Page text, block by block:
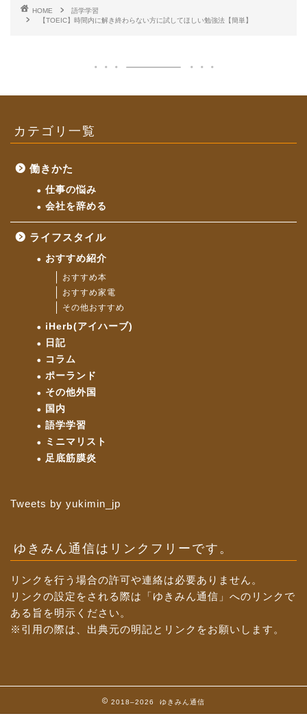
HOME
語学学習
【TOEIC】時間内に解き終わらない方に試してほしい勉強法【簡単】
カテゴリ一覧
働きかた
仕事の悩み
会社を辞める
ライフスタイル
おすすめ紹介
おすすめ本
おすすめ家電
その他おすすめ
iHerb(アイハーブ)
日記
コラム
ポーランド
その他外国
国内
語学学習
ミニマリスト
足底筋膜炎
Tweets by yukimin_jp
ゆきみん通信はリンクフリーです。
リンクを行う場合の許可や連絡は必要ありません。
リンクの設定をされる際は「ゆきみん通信」へのリンクで
ある旨を明示ください。
※引用の際は、出典元の明記とリンクをお願いします。
2018–2026 ゆきみん通信